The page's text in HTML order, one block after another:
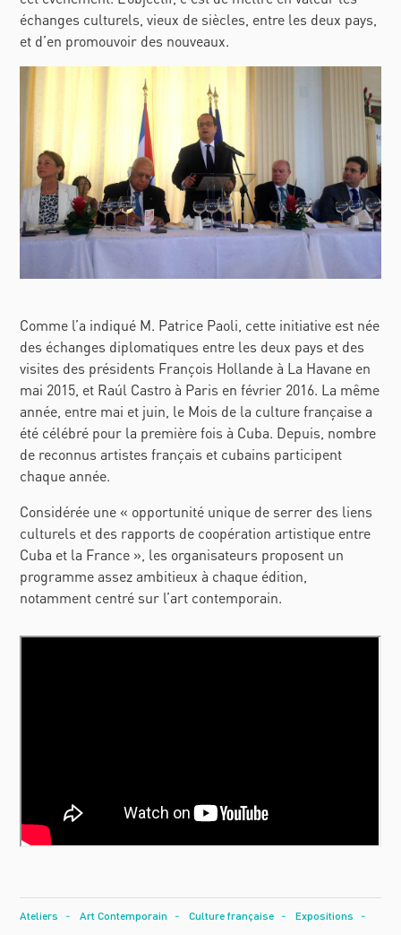
échanges culturels, vieux de siècles, entre les deux pays,
et d’en promouvoir des nouveaux.
Comme l’a indiqué M. Patrice Paoli, cette initiative est née
des échanges diplomatiques entre les deux pays et des
visites des présidents François Hollande à La Havane en
mai 2015, et Raúl Castro à Paris en février 2016. La même
année, entre mai et juin, le Mois de la culture françaisea
été célébré pour la première fois à Cuba. Depuis, nombre
de reconnus artistes français et cubains participent
chaque année.
Considérée une « opportunité unique de serrer des liens
culturels et des rapports de coopération artistique entre
Cuba et la France », les organisateurs proposent un
programme assez ambitieux à chaque édition,
notamment centré sur l’art contemporain.
Ateliers Art Contemporain Culture française Expositions